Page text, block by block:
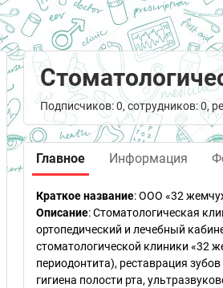
Подписчиков: 0, сотрудников: 0,
Главное Информация
Краткое название:ООО «32
Описание: Стоматологическая
ортопедический и лечебный
стоматологической клиники «32
периодонтита), реставрация
гигиена полости рта,